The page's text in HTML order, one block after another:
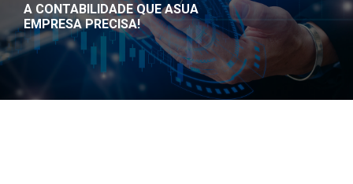
A CONTABILIDADE QUE ASUA
EMPRESA PRECISA!